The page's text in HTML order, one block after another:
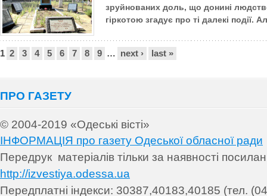
зруйнованих доль, що донині
гіркотою згадує про ті далекі події.
Сторінки
1 2 3 4 5 6 7 8 9 … next › last »
ПРО ГАЗЕТУ
© 2004-2019 «Одеські вісті»
ІНФОРМАЦІЯ про газету Одеської обласної ради
Передрук матеріалів тільки за наявності
http://izvestiya.odessa.ua
Передплатні індекси: 30387,40183,40185 (тел.